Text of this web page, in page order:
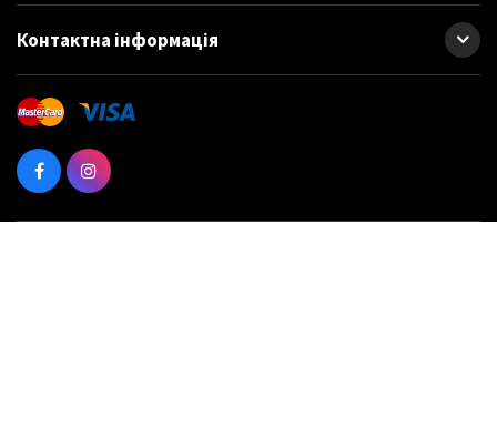
Контактна інформація